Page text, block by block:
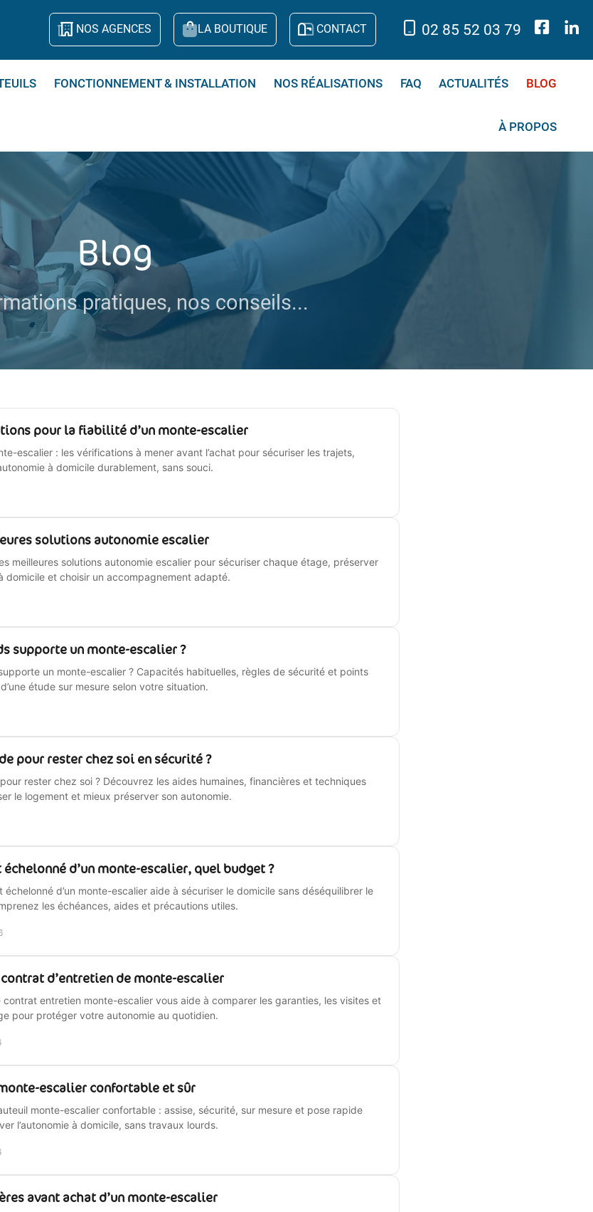
NOS AGENCES LA BOUTIQUE CONTACT 02 85 52 03 79
FONCTIONNEMENT & INSTALLATION NOS RÉALISATIONS FAQ ACTUALITÉS BLOG
À PROPOS
Blog
pratiques, nos conseils...
pour la fiabilité d’un monte-escalier
escalier : les vérifications à mener avant l’achat pour sécuriser les trajets,
à domicile durablement, sans souci.
solutions autonomie escalier
meilleures solutions autonomie escalier pour sécuriser chaque étage, préserver
domicile et choisir un accompagnement adapté.
supporte un monte-escalier ?
un monte-escalier ? Capacités habituelles, règles de sécurité et points
étude sur mesure selon votre situation.
pour rester chez soi en sécurité ?
rester chez soi ? Découvrez les aides humaines, financières et techniques
le logement et mieux préserver son autonomie.
échelonné d’un monte-escalier, quel budget ?
échelonné d’un monte-escalier aide à sécuriser le domicile sans déséquilibrer le
les échéances, aides et précautions utiles.
d’entretien de monte-escalier
contrat entretien monte-escalier vous aide à comparer les garanties, les visites et
pour protéger votre autonomie au quotidien.
escalier confortable et sûr
monte-escalier confortable : assise, sécurité, sur mesure et pose rapide
l’autonomie à domicile, sans travaux lourds.
avant achat d’un monte-escalier